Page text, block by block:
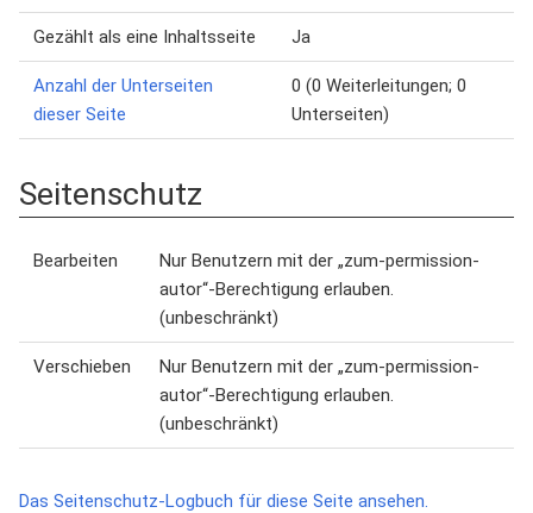
Gezählt als eine Inhaltsseite Ja
Anzahl der Unterseiten
dieser Seite
0 (0 Weiterleitungen; 0
Unterseiten)
Seitenschutz
Bearbeiten
Nur Benutzern mit der „zum-permission-
autor“-Berechtigung erlauben.
(unbeschränkt)
Verschieben
Nur Benutzern mit der „zum-permission-
autor“-Berechtigung erlauben.
(unbeschränkt)
Das Seitenschutz-Logbuch für diese Seite ansehen.